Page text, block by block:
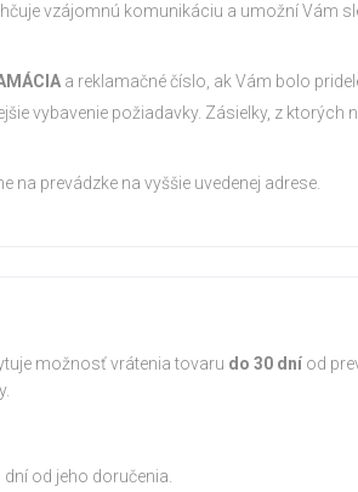
vzájomnú komunikáciu a umožní Vám
a reklamačné číslo, ak Vám bolo
vybavenie požiadavky. Zásielky, z ktorých
prevádzke na vyššie uvedenej adrese.
možnosť vrátenia tovaru do 30 dní od
od jeho doručenia.